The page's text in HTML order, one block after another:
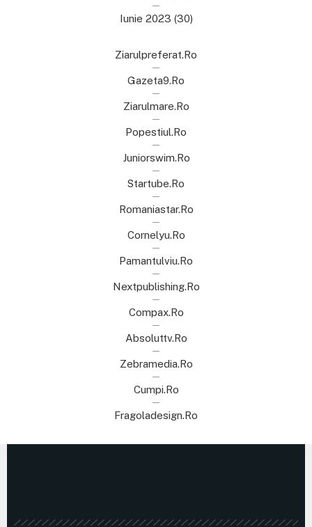
Iunie 2023 (30)
Ziarulpreferat.ro
Gazeta9.ro
Ziarulmare.ro
Popestiul.ro
Juniorswim.ro
Startube.ro
Romaniastar.ro
Cornelyu.ro
Pamantulviu.ro
Nextpublishing.ro
Compax.ro
Absoluttv.ro
Zebramedia.ro
Cumpi.ro
Fragoladesign.ro